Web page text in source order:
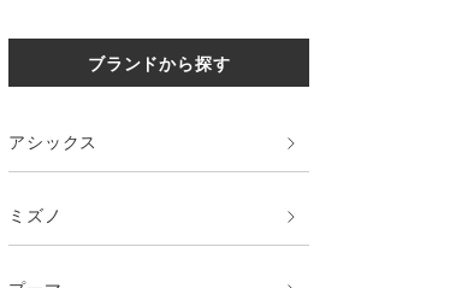
ブランドから探す
アシックス
ミズノ